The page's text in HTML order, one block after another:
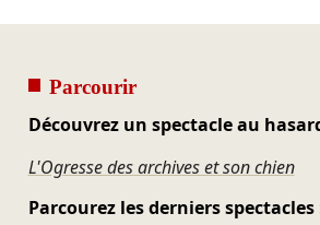
Parcourir
Découvrez un spectacle au
L'Ogresse des archives et son chien
Parcourez les derniers spectacles